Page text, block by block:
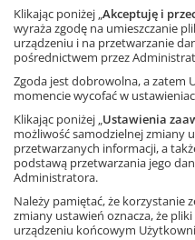
Czy geograf sprawdzi
Klikając poniżej „Akceptuję i
wyraża zgodę na umieszczanie
urządzeniu i na przetwarzanie
pośrednictwem przez
Zgoda jest dobrowolna, a zatem
momencie wycofać w
Klikając poniżej „Ustawienia
możliwość samodzielnej zmiany
przetwarzanych informacji, a
podstawą przetwarzania jego
Administratora.
Należy pamiętać, że korzystanie
zmiany ustawień oznacza, że
urządzeniu końcowym